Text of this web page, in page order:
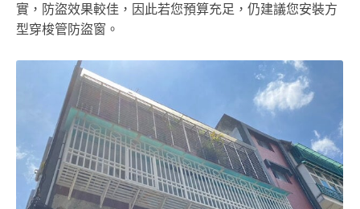
實，防盜效果較佳，因此若您預算充足，仍建議您安裝方
型穿梭管防盜窗。